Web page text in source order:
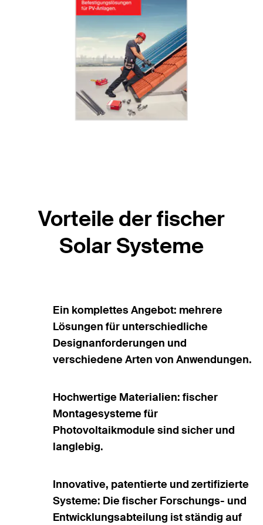
Vorteile der fischer
Solar Systeme
Ein komplettes Angebot: mehrere
Lösungen für unterschiedliche
Designanforderungen und
verschiedene Arten von Anwendungen.
Hochwertige Materialien: fischer
Montagesysteme für
Photovoltaikmodule sind sicher und
langlebig.
Innovative, patentierte und zertifizierte
Systeme: Die fischer Forschungs- und
Entwicklungsabteilung ist ständig auf